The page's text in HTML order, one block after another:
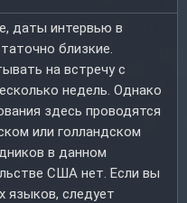
даты интервью в
близкие.
на встречу с
недель. Однако
здесь проводятся
или голландском
в данном
США нет. Если вы
языков, следует